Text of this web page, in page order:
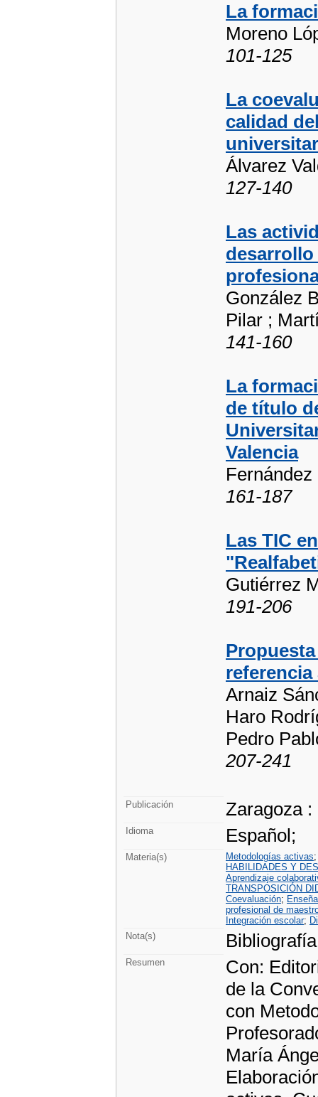
La
Moreno
101-125
La
calidad
Álvarez
127-140
Las
González
Pilar ;
141-160
La
de título
Valencia
161-187
Las TIC
Gutiérrez
191-206
Arnaiz
Haro
Pedro
207-241
Publicación Zaragoza
Idioma Español;
Materia(s) Metodologías activas
HABILIDADES Y
Aprendizaje
TRANSPOSICIÓN
Coevaluación;
profesional de
Integración escolar;
Nota(s)
Resumen
Con:
de la
con
María